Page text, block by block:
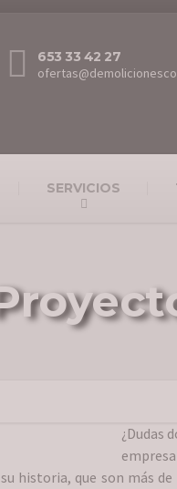
653 33 42 27
SERVICIOS
¿Dudas
historia, que son más